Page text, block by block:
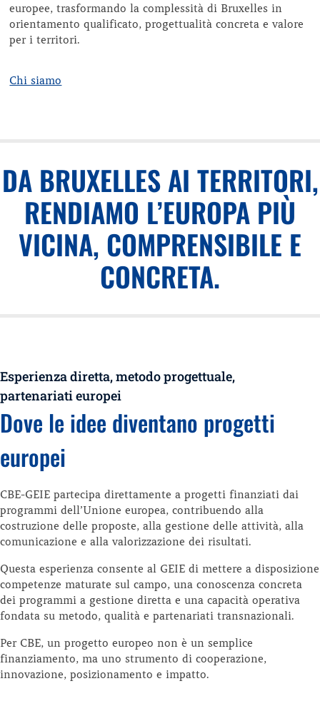
europee, trasformando la complessità di Bruxelles in
orientamento qualificato, progettualità concreta e valore
per i territori.
Chi siamo
DA BRUXELLES AI TERRITORI,
RENDIAMO L’EUROPA PIÙ
VICINA, COMPRENSIBILE E
CONCRETA.
Esperienza diretta, metodo progettuale,
partenariati europei
Dove le idee diventano progetti
europei
CBE-GEIE partecipa direttamente a progetti finanziati dai
programmi dell’Unione europea, contribuendo alla
costruzione delle proposte, alla gestione delle attività, alla
comunicazione e alla valorizzazione dei risultati.
Questa esperienza consente al GEIE di mettere a disposizione
competenze maturate sul campo, una conoscenza concreta
dei programmi a gestione diretta e una capacità operativa
fondata su metodo, qualità e partenariati transnazionali.
Per CBE, un progetto europeo non è un semplice
finanziamento, ma uno strumento di cooperazione,
innovazione, posizionamento e impatto.